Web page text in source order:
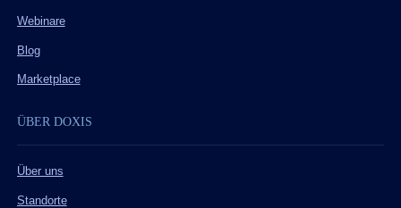
Webinare
Blog
Marketplace
ÜBER DOXIS
Über uns
Standorte